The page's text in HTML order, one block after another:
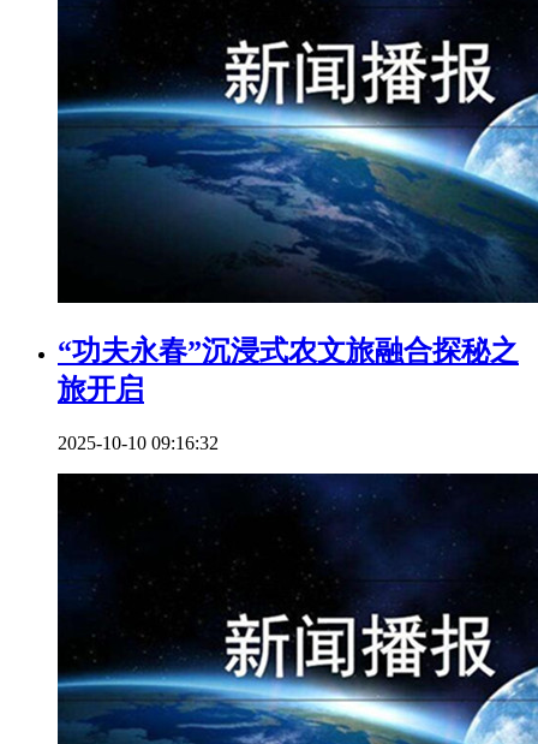
“功夫永春”沉浸式农文旅融合探秘之
旅开启
2025-10-10 09:16:32